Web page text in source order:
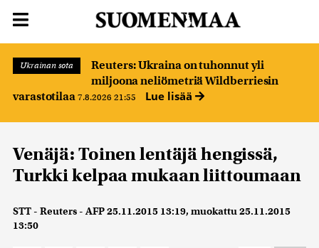
Ukrainan sota
Reuters: Ukraina on tuhonnut yli
miljoona neliömetriä Wildberriesin
varastotilaa 7.8.2026 21:55 Lue lisää
Venäjä: Toinen lentäjä hengissä,
Turkki kelpaa mukaan liittoumaan
STT - Reuters - AFP25.11.2015 13:19, muokattu25.11.2015
13:50